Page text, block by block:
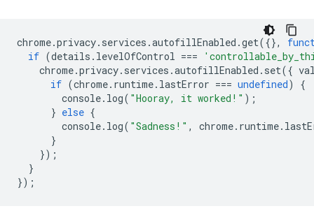
chrome.privacy. services .autofillEnabled .get({},
if (details . levelOfControl ===
chrome.privacy. services .autofillEnabled . set({
if (chrome. runtime. lastError === undefined)
{
console. log( "Hooray, it worked!" );
} else {
console. log( "Sadness!" , chrome. runtime.
}
});
}
});